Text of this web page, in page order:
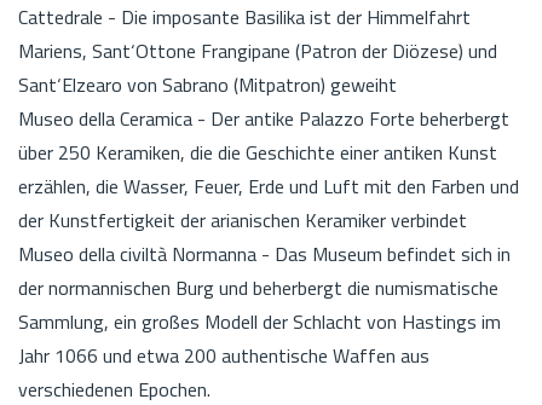
Cattedrale - Die imposante Basilika ist der Himmelfahrt
Mariens, Sant‘Ottone Frangipane (Patron der Diözese) und
Sant‘Elzearo von Sabrano (Mitpatron) geweiht
Museo della Ceramica - Der antike Palazzo Forte beherbergt
über 250 Keramiken, die die Geschichte einer antiken Kunst
erzählen, die Wasser, Feuer, Erde und Luft mit den Farben und
der Kunstfertigkeit der arianischen Keramiker verbindet
Museo della civiltà Normanna - Das Museum befindet sich in
der normannischen Burg und beherbergt die numismatische
Sammlung, ein großes Modell der Schlacht von Hastings im
Jahr 1066 und etwa 200 authentische Waffen aus
verschiedenen Epochen.